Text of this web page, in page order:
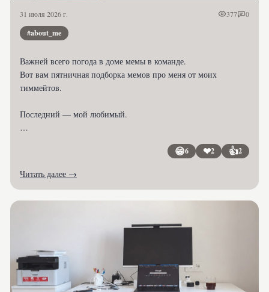
31 июля 2026 г. 377 0
#about_me
Важней всего погода в доме мемы в команде.
Вот вам пятничная подборка мемов про меня от моих
тиммейтов.
Последний — мой любимый.
😁6 ❤2 👍2
Читать далее →